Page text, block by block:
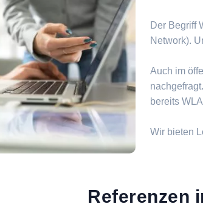
Der Begriff
Network).
Auch im
bereits
Wir bieten
Referenzen